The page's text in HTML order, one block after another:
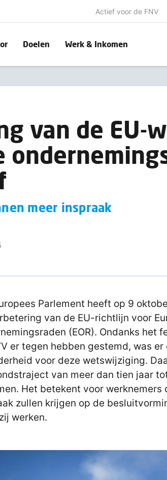
Actief voor de FNV
Doelen Werk & Inkomen
van de EU-
meer inspraak
Parlement heeft op 9
van de EU-richtlijn voor
(EOR). Ondanks het
er tegen hebben gestemd, was er
voor deze wetswijziging.
van meer dan tien jaar
Het betekent voor werknemers
zullen krijgen op de
werken.